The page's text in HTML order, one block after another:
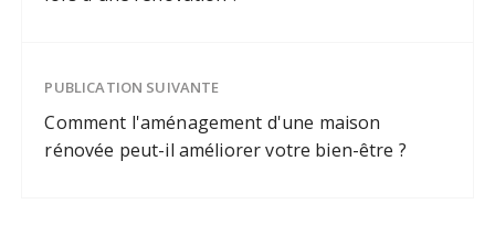
PUBLICATION SUIVANTE
Comment l'aménagement d'une maison
rénovée peut-il améliorer votre bien-être ?